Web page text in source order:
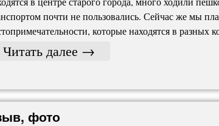
почти не пользовались. Сейчас же мы
которые находятся в разных
Читать далее →
фото